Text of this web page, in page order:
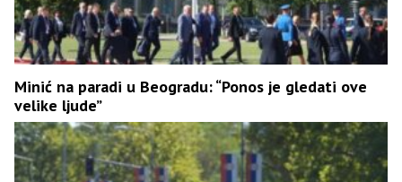
Minić na paradi u Beogradu: “Ponos je gledati ove
velike ljude”